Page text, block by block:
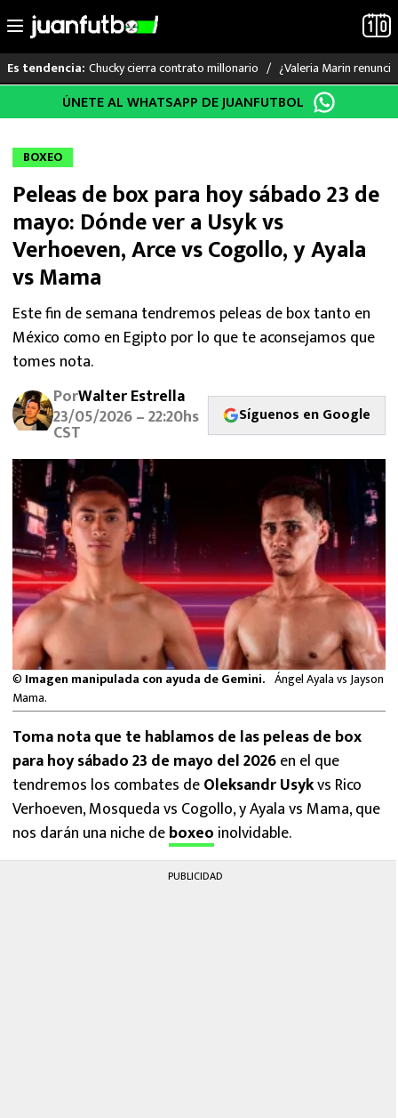
al
Es tendencia: Chucky cierra contrato millonario ¿Valeria Marin
LO ÚLTIMO
LIGA MX
RAYADOS
PUMAS
ATLANTE
SELECCIÓN MEXICANA
FUTBOL INTERNACIONAL
MEXICANOS EN EL EXTRANJERO
FUTBOL ESTUFA
FÓRMULA 1
BOXEO
LIGA MX
NFL
ÚNETE AL WHATSAPP DE JUANFUTBOL
BOXEO
Peleas de box para hoy sábado 23 de
mayo: Dónde ver a Usyk vs
Verhoeven, Arce vs Cogollo, y Ayala
vs Mama
Este fin de semana tendremos peleas de box tanto en
México como en Egipto por lo que te aconsejamos que
tomes nota.
PorWalter Estrella
23/05/2026 – 22:20hs
CST
Síguenos en Google
© Imagen manipulada con ayuda de Gemini. Ángel Ayala vs Jayson
Mama.
Toma nota que te hablamos de las peleas de box
para hoy sábado 23 de mayo del 2026en el que
tendremos los combates deOleksandr Usykvs Rico
Verhoeven, Mosqueda vs Cogollo, y Ayala vs Mama, que
nos darán una niche deboxeo inolvidable.
PUBLICIDAD